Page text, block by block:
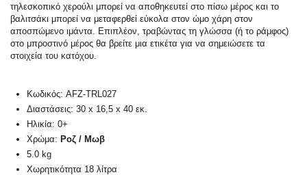
τηλεσκοπικό χερούλι μπορεί να αποθηκευτεί στο πίσω μέρος και το
βαλιτσάκι μπορεί να μεταφερθεί εύκολα στον ώμο χάρη στον
αποσπώμενο ιμάντα. Επιπλέον, τραβώντας τη γλώσσα (ή το ράμφος)
στο μπροστινό μέρος θα βρείτε μια ετικέτα για να σημειώσετε τα
στοιχεία του κατόχου.
Κωδικός: AFZ-TRL027
Διαστάσεις: 30 x 16,5 x 40 εκ.
Ηλικία: 0+
Χρώμα: Ροζ / Μωβ
5.0 kg
Χωρητικότητα 18 λίτρα